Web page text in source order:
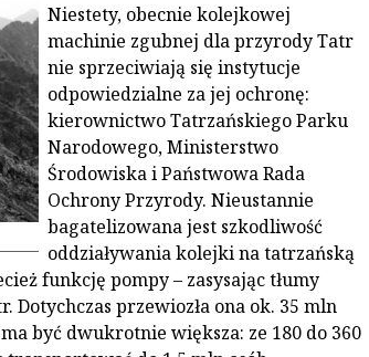
Niestety, obecnie kolejkowej
machinie zgubnej dla przyrody Tatr
nie sprzeciwiają się instytucje
odpowiedzialne za jej ochronę:
kierownictwo Tatrzańskiego Parku
Narodowego, Ministerstwo
Środowiska i Państwowa Rada
Ochrony Przyrody. Nieustannie
bagatelizowana jest szkodliwość
oddziaływania kolejki na tatrzańską
funkcję pompy – zasysając tłumy
Dotychczas przewiozła ona ok. 35 mln
być dwukrotnie większa: ze 180 do 360